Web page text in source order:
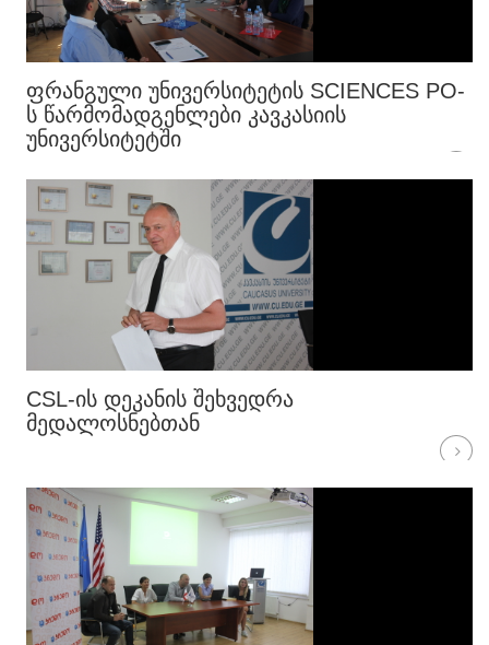
ᲤᲠᲐᲜᲒᲣᲚᲘ ᲣᲜᲘᲕᲔᲠᲡᲘᲢᲔᲢᲘᲡ SCIENCES PO-
Ს ᲬᲐᲠᲛᲝᲛᲐᲓᲒᲔᲜᲚᲔᲑᲘ ᲙᲐᲕᲙᲐᲡᲘᲘᲡ
ᲣᲜᲘᲕᲔᲠᲡᲘᲢᲔᲢᲨᲘ
CSL-ᲘᲡ ᲓᲔᲙᲐᲜᲘᲡ ᲨᲔᲮᲕᲔᲓᲠᲐ
ᲛᲔᲓᲐᲚᲝᲡᲜᲔᲑᲗᲐᲜ